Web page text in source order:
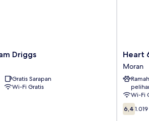
Driggs
Gratis Sarapan
Wi-Fi Gratis
Heart
6
Ranch
Moran
Heart
Moran
Wi-Fi
6.4
dari
6,4